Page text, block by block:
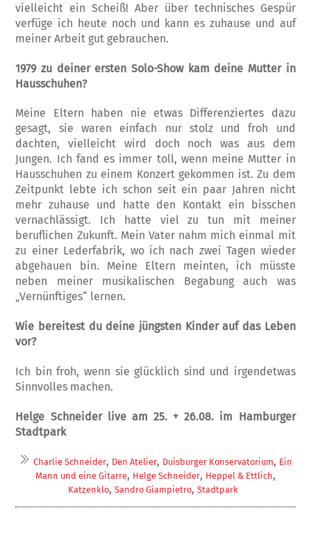
vielleicht ein Scheiß! Aber über technisches Gespür
verfüge ich heute noch und kann es zuhause und auf
meiner Arbeit gut gebrauchen.
1979 zu deiner ersten Solo-Show kam deine Mutter in
Hausschuhen?
Meine Eltern haben nie etwas Differenziertes dazu
gesagt, sie waren einfach nur stolz und froh und
dachten, vielleicht wird doch noch was aus dem
Jungen. Ich fand es immer toll, wenn meine Mutter in
Hausschuhen zu einem Konzert gekommen ist. Zu dem
Zeitpunkt lebte ich schon seit ein paar Jahren nicht
mehr zuhause und hatte den Kontakt ein bisschen
vernachlässigt. Ich hatte viel zu tun mit meiner
beruflichen Zukunft. Mein Vater nahm mich einmal mit
zu einer Lederfabrik, wo ich nach zwei Tagen wieder
abgehauen bin. Meine Eltern meinten, ich müsste
neben meiner musikalischen Begabung auch was
„Vernünftiges“ lernen.
Wie bereitest du deine jüngsten Kinder auf das Leben
vor?
Ich bin froh, wenn sie glücklich sind und irgendetwas
Sinnvolles machen.
Helge Schneider live am 25. + 26.08. im Hamburger
Stadtpark
Charlie Schneider, Den Atelier, Duisburger Konservatorium, Ein
Mann und eine Gitarre, Helge Schneider, Heppel & Ettlich,
Katzenklo,Sandro Giampietro,Stadtpark